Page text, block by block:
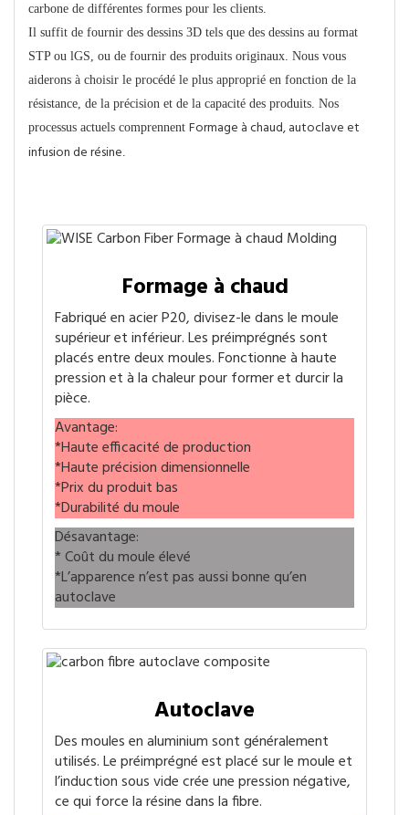
carbone de différentes formes pour les clients.
Il suffit de fournir des dessins 3D tels que des dessins au format
STP ou lGS, ou de fournir des produits originaux. Nous vous
aiderons à choisir le procédé le plus approprié en fonction de la
résistance, de la précision et de la capacité des produits. Nos
processus actuels comprennent Formage à chaud, autoclave et
infusion de résine
Formage à chaud
Fabriqué en acier P20, divisez-le dans le moule
supérieur et inférieur. Les préimprégnés sont
placés entre deux moules. Fonctionne à haute
pression et à la chaleur pour former et durcir la
pièce.
Avantage:
*Haute efficacité de production
*Haute précision dimensionnelle
*Prix du produit bas
*Durabilité du moule
Désavantage:
* Coût du moule élevé
*L’apparence n’est pas aussi bonne qu’en
autoclave
Autoclave
Des moules en aluminium sont généralement
utilisés. Le préimprégné est placé sur le moule et
l’induction sous vide crée une pression négative,
ce qui force la résine dans la fibre.